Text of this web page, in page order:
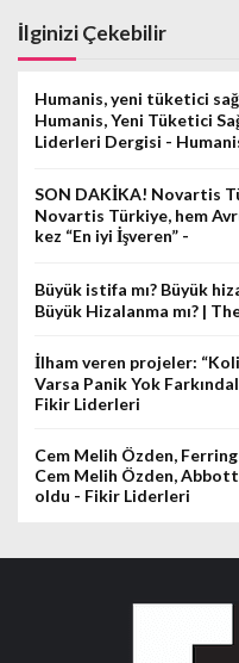
İlginizi Çekebilir
Humanis, yeni tüketici
Humanis, Yeni Tüketici
Liderleri Dergisi -
SON DAKİKA! Novartis
Novartis Türkiye, hem
kez “En iyi İşveren” -
Büyük istifa mı? Büyük
Büyük Hizalanma mı? |
İlham veren projeler:
Varsa Panik Yok
Fikir Liderleri
Cem Melih Özden,
Cem Melih Özden,
oldu - Fikir Liderleri